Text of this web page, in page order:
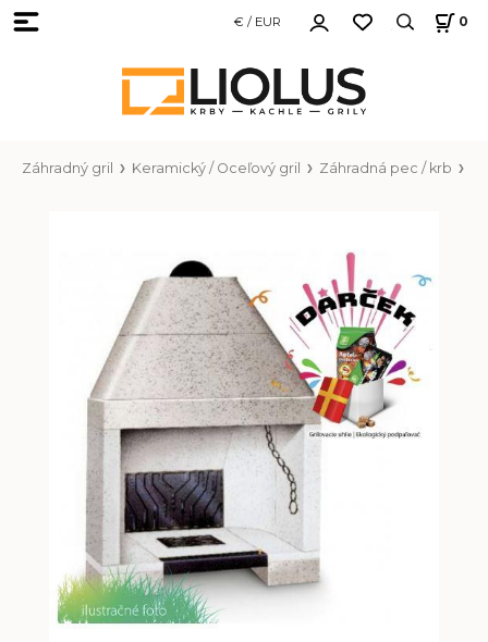
€ / EUR 0
Záhradný gril Keramický / Oceľový gril Záhradná pec / krb